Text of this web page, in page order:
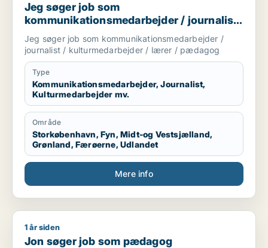
Jeg søger job som
kommunikationsmedarbejder / journalist
/ kulturmedarbejder / lærer / pædagog
Jeg søger job som kommunikationsmedarbejder /
journalist / kulturmedarbejder / lærer / pædagog
Type
Kommunikationsmedarbejder, Journalist,
Kulturmedarbejder mv.
Område
Storkøbenhavn, Fyn, Midt-og Vestsjælland,
Grønland, Færøerne, Udlandet
Mere info
Jon søger job som pædagog
1 år siden
Jon søger job som pædagog